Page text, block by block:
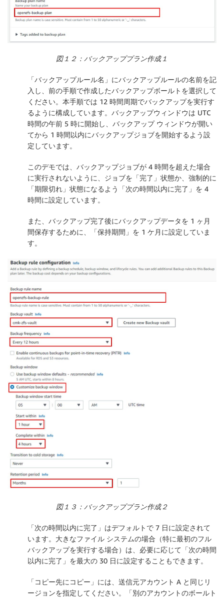
図１２：バックアッププラン作成１
「バックアップルール名 」にバックアップルールの名前を記
入し、前の手順で作成したバックアップボールトを選択して
ください。本手順では 12 時間周期でバックアップを実行す
るように構成しています。バックアップウィンドウは UTC
時間の午前 5 時に開始し、バックアップ ウィンドウが開い
てから 1 時間以内にバックアップジョブを開始するよう設
定しています。
このデモでは、バックアップジョブが 4 時間を超えた場合
に実行されないように、ジョブを「完了 」状態か、強制的に
「期限切れ 」状態になるよう「次の時間以内に完了 」を 4
時間に設定しています。
また、バックアップ完了後にバックアップデータを 1 ヶ月
間保存するために、「保持期間 」を 1 ケ月に設定していま
す。
図１３：バックアッププラン作成２
「次の時間以内に完了 」はデフォルトで 7 日に設定されて
います。大きなファイル システムの場合（特に最初のフル
バックアップを実行する場合）は、必要に応じて「次の時間
以内に完了 」を最大の 30 日に設定することもできます。
「コピー先にコピー 」には、送信元アカウント A と同じリ
ージョンを指定してください。「別のアカウントのボールト